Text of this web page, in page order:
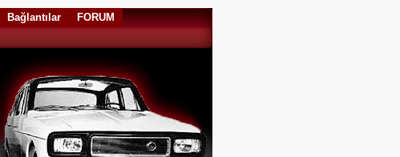
Bağlantılar FORUM